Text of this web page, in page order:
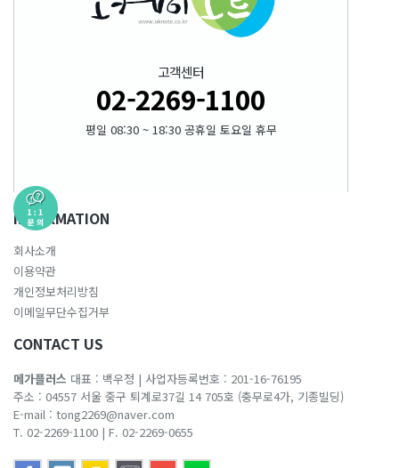
고객센터
02-2269-1100
평일 08:30 ~ 18:30 공휴일 토요일 휴무
INFORMATION
회사소개
이용약관
개인정보처리방침
이메일무단수집거부
CONTACT US
메가플러스 대표 : 백우정 | 사업자등록번호 : 201-16-76195
주소 : 04557 서울 중구 퇴계로37길 14 705호 (충무로4가, 기종빌딩)
E-mail : tong2269@naver.com
T. 02-2269-1100 | F. 02-2269-0655